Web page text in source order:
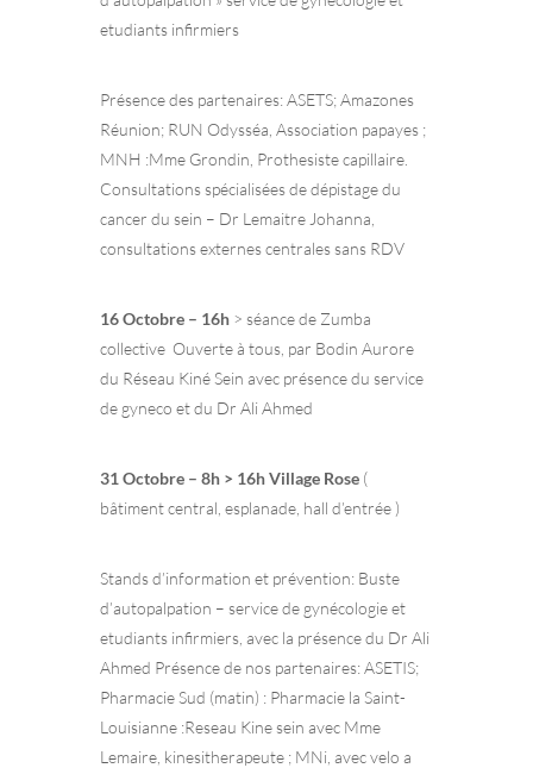
etudiants infirmiers
Présence des partenaires: ASETS; Amazones
Réunion; RUN Odysséa, Association papayes ;
MNH :Mme Grondin, Prothesiste capillaire.
Consultations spécialisées de dépistage du
cancer du sein – Dr Lemaitre Johanna,
consultations externes centrales sans RDV
16 Octobre – 16h > séance de Zumba
collective Ouverte à tous, par Bodin Aurore
du Réseau Kiné Sein avec présence du service
de gyneco et du Dr Ali Ahmed
31 Octobre – 8h > 16h Village Rose (
bâtiment central, esplanade, hall d’entrée )
Stands d’information et prévention: Buste
d’autopalpation – service de gynécologie et
etudiants infirmiers, avec la présence du Dr Ali
Ahmed Présence de nos partenaires: ASETIS;
Pharmacie Sud (matin) : Pharmacie la Saint-
Louisianne :Reseau Kine sein avec Mme
Lemaire, kinesitherapeute ; MNi, avec velo a